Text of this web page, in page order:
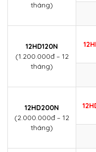
tháng)
12HD120N
(1.200.000đ – 12
tháng)
12HD200N
(2.000.000đ – 12
tháng)